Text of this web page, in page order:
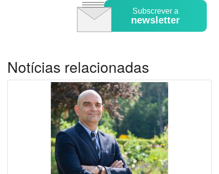
Subscrever a
newsletter
Notícias relacionadas